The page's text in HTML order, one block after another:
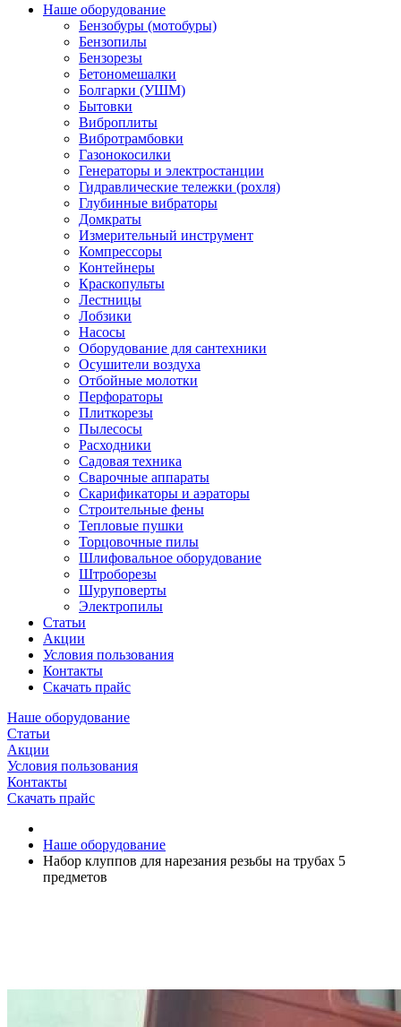
Наше оборудование
Бензобуры (мотобуры)
Бензопилы
Бензорезы
Бетономешалки
Болгарки (УШМ)
Бытовки
Виброплиты
Вибротрамбовки
Газонокосилки
Генераторы и электростанции
Гидравлические тележки (рохля)
Глубинные вибраторы
Домкраты
Измерительный инструмент
Компрессоры
Контейнеры
Краскопульты
Лестницы
Лобзики
Насосы
Оборудование для сантехники
Осушители воздуха
Отбойные молотки
Перфораторы
Плиткорезы
Пылесосы
Расходники
Садовая техника
Сварочные аппараты
Скарификаторы и аэраторы
Строительные фены
Тепловые пушки
Торцовочные пилы
Шлифовальное оборудование
Штроборезы
Шуруповерты
Электропилы
Статьи
Акции
Условия пользования
Контакты
Скачать прайс
Наше оборудование
Статьи
Акции
Условия пользования
Контакты
Скачать прайс
Наше оборудование
Набор клуппов для нарезания резьбы на трубах 5
предметов